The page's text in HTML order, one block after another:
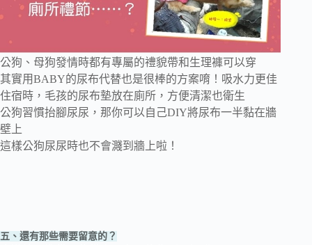
公狗、母狗發情時都有專屬的禮貌帶和生理褲可以穿
其實用BABY的尿布代替也是很棒的方案唷！吸水力更佳
住宿時，毛孩的尿布墊放在廁所，方便清潔也衛生
公狗習慣抬腳尿尿，那你可以自己DIY將尿布一半黏在牆
壁上
這樣公狗尿尿時也不會濺到牆上啦！
五、還有那些需要留意的？